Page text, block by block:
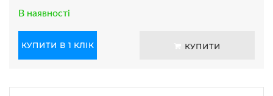
В наявності
КУПИТИ В 1 КЛІК КУПИТИ